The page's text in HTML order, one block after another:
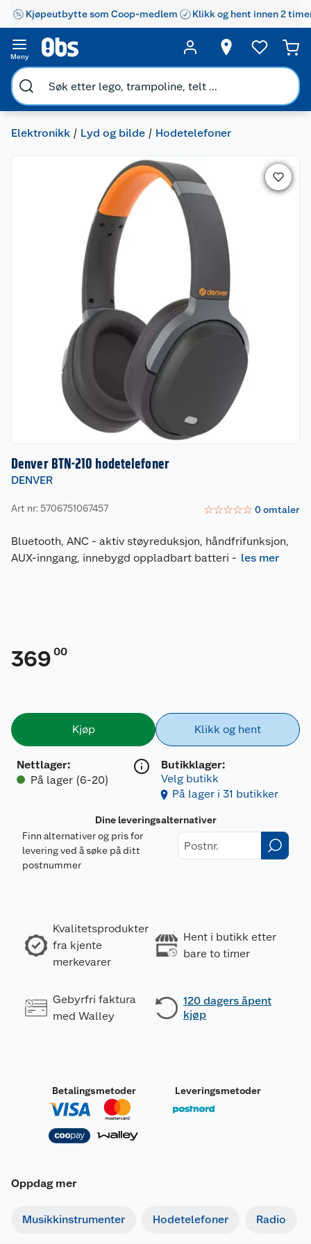
Kjøpeutbytte som Coop-medlem Klikk og hent innen 2
Meny
Elektronikk Lyd og bilde Hodetelefoner
Denver BTN-210 hodetelefoner
DENVER
Art nr: 5706751067457 ☆☆☆☆☆ 0omtaler
Bluetooth, ANC - aktiv støyreduksjon, håndfrifunksjon,
AUX-inngang, innebygd oppladbart batteri - les mer
369 00
Kjøp
Nettlager:
På lager (6-20)
Klikk og hent
Butikklager:
Velg butikk
På lager i 31 butikker
Dine leveringsalternativer
Finn alternativer og pris for
levering ved å søke på ditt
postnummer
Kvalitetsprodukter
fra kjente
merkevarer
Hent i butikk etter
bare to timer
Gebyrfri faktura
med Walley
120 dagers åpent
kjøp
Betalingsmetoder Leveringsmetoder
Oppdag mer
Musikkinstrumenter Hodetelefoner Radio